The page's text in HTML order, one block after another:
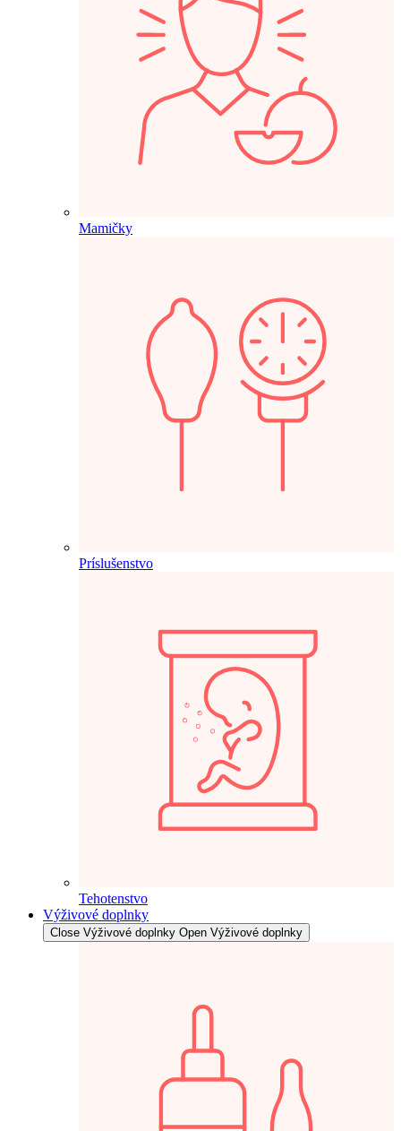
Mamičky
Príslušenstvo
Tehotenstvo
Výživové doplnky
Close Výživové doplnky Open Výživové doplnky